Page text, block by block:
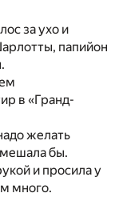
за ухо и
папийон
в «Гранд-
желать
бы.
и просила у
много.